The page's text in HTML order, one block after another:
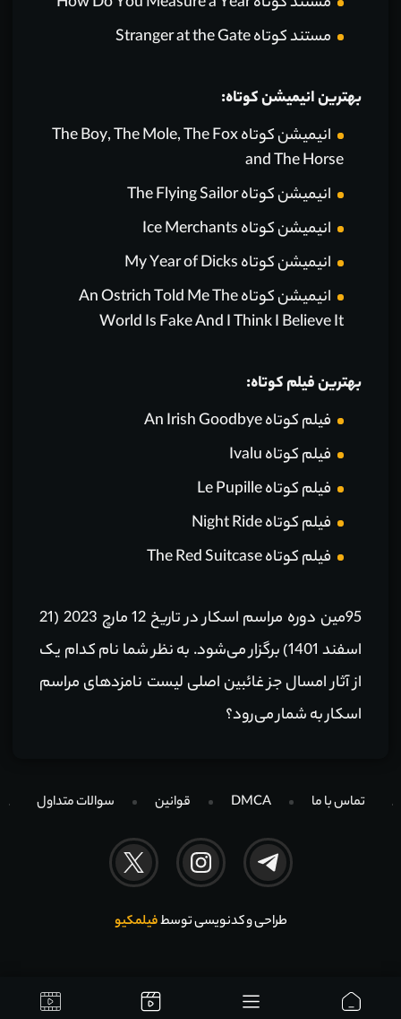
مستند کوتاه Stranger at the Gate
بهترین انیمیشن کوتاه:
انیمیشن کوتاه The Boy, The Mole, The Fox
and The Horse
انیمیشن کوتاه The Flying Sailor
انیمیشن کوتاه Ice Merchants
انیمیشن کوتاه My Year of Dicks
انیمیشن کوتاه An Ostrich Told Me The
World Is Fake And I Think I Believe It
بهترین فیلم کوتاه:
فیلم کوتاه An Irish Goodbye
فیلم کوتاه Ivalu
فیلم کوتاه Le Pupille
فیلم کوتاه Night Ride
فیلم کوتاه The Red Suitcase
95مین دوره مراسم اسکار در تاریخ 12 مارچ 2023 (21
اسفند 1401)‌ برگزار می‌شود. به نظر شما نام کدام یک
از آثار امسال جز غائبین اصلی لیست نامزدهای مراسم
اسکار به شمار ‌می‌رود؟
تماس با ما DMCA قوانین سوالات متداول
طراحی و کدنویسی توسطفیلمکیو